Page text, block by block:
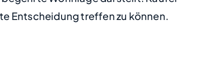
Entscheidung treffen zu können.